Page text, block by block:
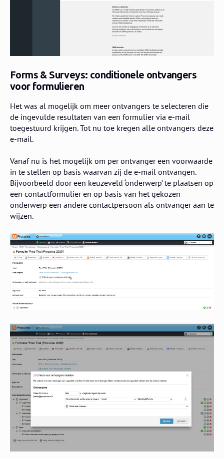
Forms & Surveys: conditionele ontvangers
voor formulieren
Het was al mogelijk om meer ontvangers te selecteren die
de ingevulde resultaten van een formulier via e-mail
toegestuurd krijgen. Tot nu toe kregen alle ontvangers deze
e-mail.
Vanaf nu is het mogelijk om per ontvanger een voorwaarde
in te stellen op basis waarvan zij de e-mail ontvangen.
Bijvoorbeeld door een keuzeveld ‘onderwerp’ te plaatsen op
een contactformulier en op basis van het gekozen
onderwerp een andere contactpersoon als ontvanger aan te
wijzen.